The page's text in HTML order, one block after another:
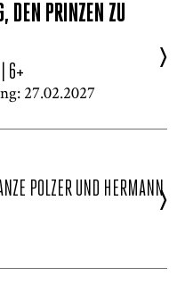
DEN PRINZEN ZU
| 6+
27.02.2027
>
POLZER UND HERMANN>